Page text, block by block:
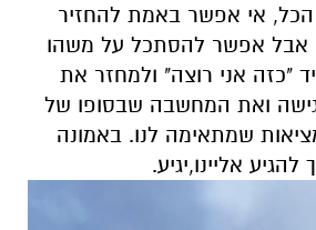
הכל, אי אפשר באמת להחזיר
אבל אפשר להסתכל על משהו
"כזה אני רוצה" ולמחזר את
ואת המחשבה שבסופו של
שמתאימה לנו. באמונה
להגיע אליינו,יגיע.